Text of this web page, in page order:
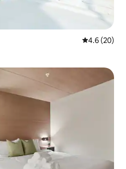
औसत रेटिंग 5 में
4.6 (20)